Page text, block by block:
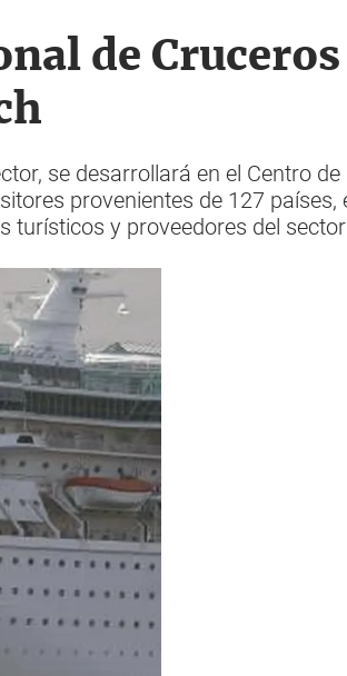
de
se desarrollará en el Centro
provenientes de 127 países,
turísticos y proveedores del sector